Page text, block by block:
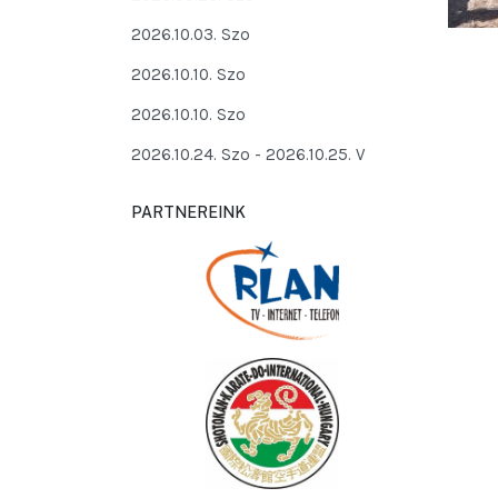
2026.10.03. Szo
2026.10.10. Szo
2026.10.10. Szo
2026.10.24. Szo - 2026.10.25. V
PARTNEREINK